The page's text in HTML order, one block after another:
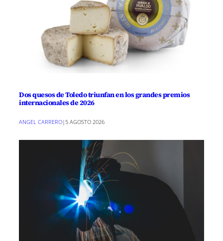
Dos quesos de Toledo triunfan en los grandes premios
internacionales de 2026
ANGEL CARRERO| 5 AGOSTO 2026